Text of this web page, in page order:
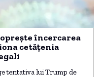
oprește încercarea
cetățenia
tentativa lui Trump de